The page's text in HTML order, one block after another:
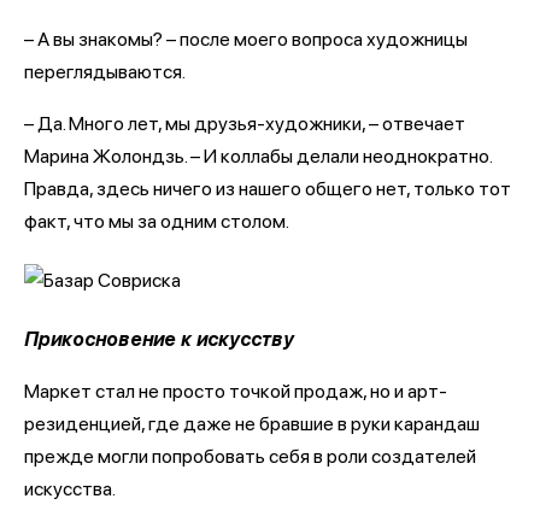
– А вы знакомы? – после моего вопроса художницы
переглядываются.
– Да. Много лет, мы друзья-художники, – отвечает
Марина Жолондзь. – И коллабы делали неоднократно.
Правда, здесь ничего из нашего общего нет, только тот
факт, что мы за одним столом.
Прикосновение к искусству
Маркет стал не просто точкой продаж, но и арт-
резиденцией, где даже не бравшие в руки карандаш
прежде могли попробовать себя в роли создателей
искусства.